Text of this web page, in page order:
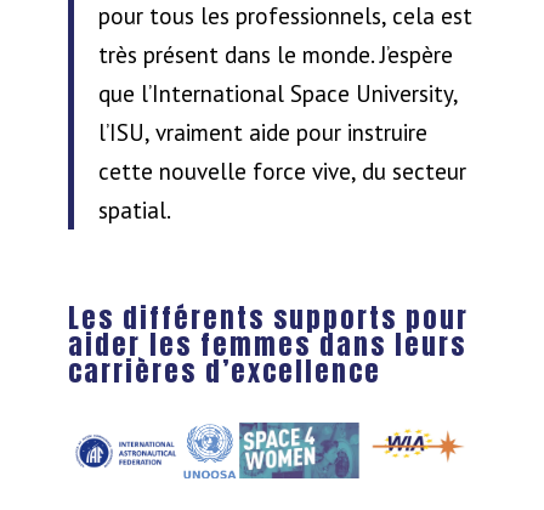
pour tous les professionnels, cela est
très présent dans le monde. J’espère
que l’International Space University,
l’ISU, vraiment aide pour instruire
cette nouvelle force vive, du secteur
spatial.
Les différents supports pour
aider les femmes dans leurs
carrières d’excellence